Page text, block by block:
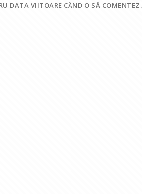
DATA VIITOARE CÂND O SĂ COMENTEZ.